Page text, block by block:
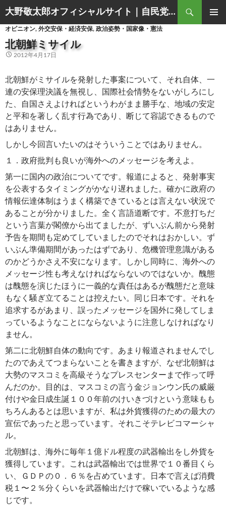
大野敬太郎オフィシャルサイト｜自民党香川３区衆議院議員
Search
TO
CONTENT
オピニオン, 外交安保・経済安保, 政治姿勢・国家像・憲法
北朝鮮ミサイル
2012年4月17日
北朝鮮がミサイルを発射した事案について、それ自体、一
連の安保理決議を無視し、国際社会情勢をないがしろにし
た、自国さえよければというわがまま勝手な、地域の安定
と平和を著しく乱す行為であり、断じて容認できるもので
はありません。
しかし今回言いたいのはそういうことではありません。
１．政府批判も良いが海外へのメッセージを考えよ。
第一に国内の政治についてです。報道によると、発射事実
を公表するタイミングがかなり遅れました。確かに政府の
情報伝達体制はうまく構築できているとは言えない状況で
あることが分かりました。全く言語道断です。不意打ちだ
という言葉が閣僚から出てましたが、ずいぶん前から発射
予告を期間も定めてしていましたのでそれはおかしい。ず
いぶん準備期間があったはずであり、危機管理意識がある
のかどうかさえ不安になります。しかし同時に、海外への
メッセージ性も考えなければならないのではないか。醜態
は醜態を演じたほうに一義的な責任はあるが醜態だと意味
もなく騒ぎ立てることは控えたい。同じ日本です。それを
追求するがあまり、誤ったメッセージを国外に発してしま
っているようなことにならないように注意しなければなり
ません。
第二に北朝鮮自体の動向です。あまり報道されませんでし
たのであえてつまらないことを書きますが、なぜ北朝鮮は
大勢のマスコミを高級そうなプレスセンターまで作って呼
んだのか。目的は、マスコミの言う金ジョンウン氏の威厳
付けや金日成生誕１００年前のけいきづけという意味もも
ちろんあるとは思いますが、私は外貨獲得のための最大の
宣伝であったと思っています。それこそテレビコマーシャ
ル。
北朝鮮は、海外に毎年１億ドル程度の武器輸出をし外貨を
獲得しています。これは武器輸出では世界で１０番目くら
い、ＧＤＰの０．６％を占めています。日本で言えば消費
税１〜２％分くらいを武器輸出だけで稼いでいるような感
じです。